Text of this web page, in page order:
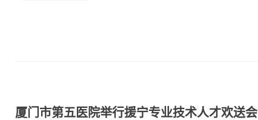
厦门市第五医院举行援宁专业技术人才欢送会